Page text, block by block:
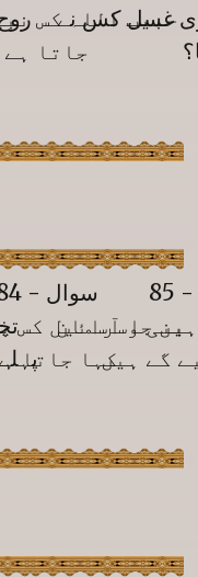
حبیب اللہ کس
جاتا ہے
غسل کس نے
سوال - 84
بنی اسرائیل کس
کہا جاتا
جو آسمان
گے ہیں